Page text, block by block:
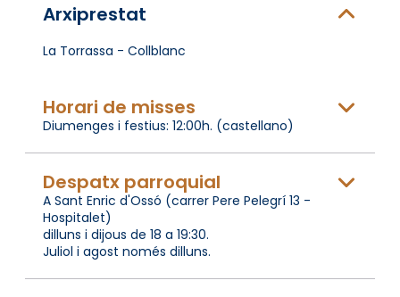
Arxiprestat
La Torrassa - Collblanc
Horari de misses
Diumenges i festius: 12:00h. (castellano)
Despatx parroquial
A Sant Enric d'Ossó (carrer Pere Pelegrí 13 -
Hospitalet)
dilluns i dijous de 18 a 19:30.
Juliol i agost només dilluns.